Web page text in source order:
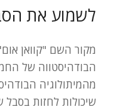
לשמוע את
מקור השם "קוואן
הבודהיסטווה של
מהמיתולוגיה
שיכולות לחזות בסבל